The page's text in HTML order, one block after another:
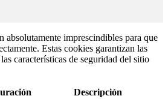
absolutamente imprescindibles para que
Estas cookies garantizan las
características de seguridad del sitio
Descripción